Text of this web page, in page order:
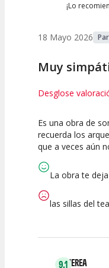
¡Lo
18 Mayo 2026
Muy
Desglose
10
Calidad del
Es una obra de
recuerda los
que a veces aún
La obra te
las sillas del
9.1NEREA